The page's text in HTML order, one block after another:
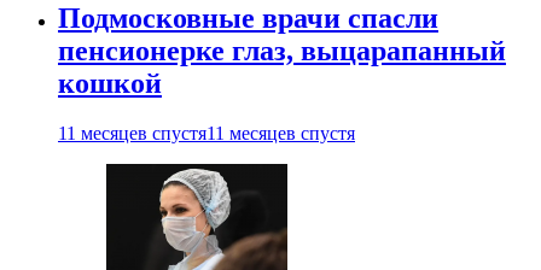
Подмосковные врачи спасли
пенсионерке глаз, выцарапанный
кошкой
11 месяцев спустя11 месяцев спустя